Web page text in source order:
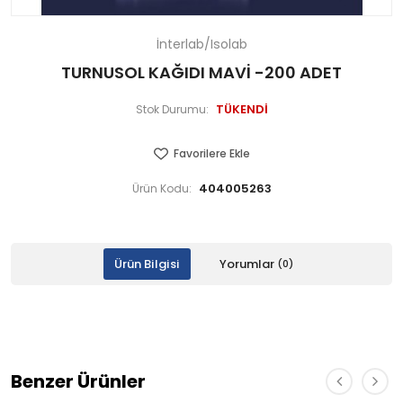
İnterlab/Isolab
TURNUSOL KAĞIDI MAVİ -200 ADET
Stok Durumu: TÜKENDİ
Favorilere Ekle
Ürün Kodu: 404005263
Ürün Bilgisi Yorumlar (0)
Benzer Ürünler